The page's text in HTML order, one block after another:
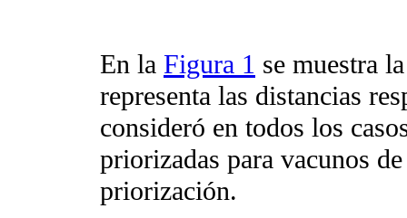
En la Figura 1 se muestra
representa las distancias
consideró en todos los
priorizadas para vacunos
priorización.